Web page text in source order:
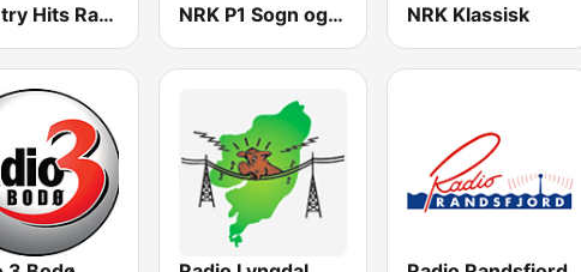
Country Hits Radio NRK P1 Sogn og Fjordane NRK Klassisk